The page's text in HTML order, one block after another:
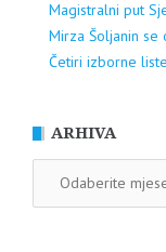
Magistralni put
Mirza Šoljanin se
Četiri izborne
ARHIVA